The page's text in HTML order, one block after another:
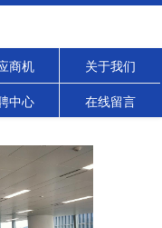
商机 关于我们
中心 在线留言